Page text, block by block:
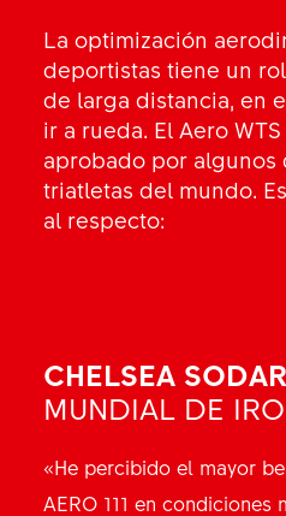
La optimización
deportistas tiene un
de larga distancia, en
ir a rueda. El Aero
aprobado por algunos
triatletas del mundo.
al respecto:
CHELSEA
MUNDIAL DE
«He percibido el mayor
AERO 111 en condiciones
SAM LONG
IRONMAN Y
«El neumático AERO 111
perfecto para optimizar al